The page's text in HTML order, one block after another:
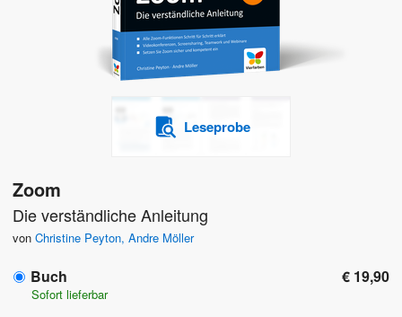
Leseprobe
Zoom
Die verständliche Anleitung
von Christine Peyton, Andre Möller
Buch € 19,90
Sofort lieferbar